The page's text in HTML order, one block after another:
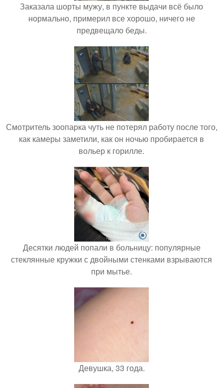
Заказала шорты мужу, в пункте выдачи всё было
нормально, примерил все хорошо, ничего не
предвещало беды.
Смотритель зоопарка чуть не потерял работу после того,
как камеры заметили, как он ночью пробирается в
вольер к горилле.
Десятки людей попали в больницу: популярные
стеклянные кружки с двойными стенками взрываются
при мытье.
Девушка, 33 года.